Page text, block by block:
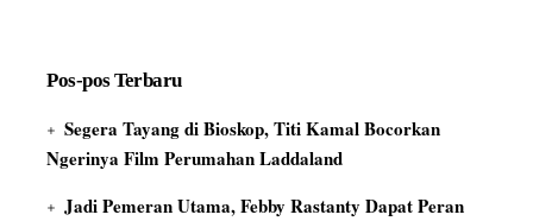
Pos-pos Terbaru
Segera Tayang di Bioskop, Titi Kamal Bocorkan
Ngerinya Film Perumahan Laddaland
Jadi Pemeran Utama, Febby Rastanty Dapat Peran